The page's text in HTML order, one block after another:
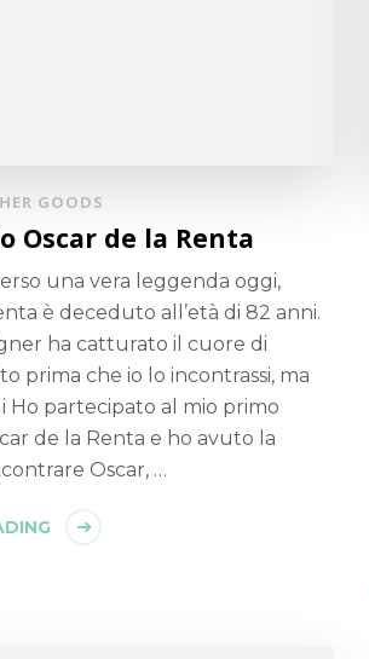
GOODS
Oscar de la Renta
una vera leggenda oggi,
è deceduto all’età di 82 anni.
ha catturato il cuore di
prima che io lo incontrassi, ma
Ho partecipato al mio primo
de la Renta e ho avuto la
Oscar, …